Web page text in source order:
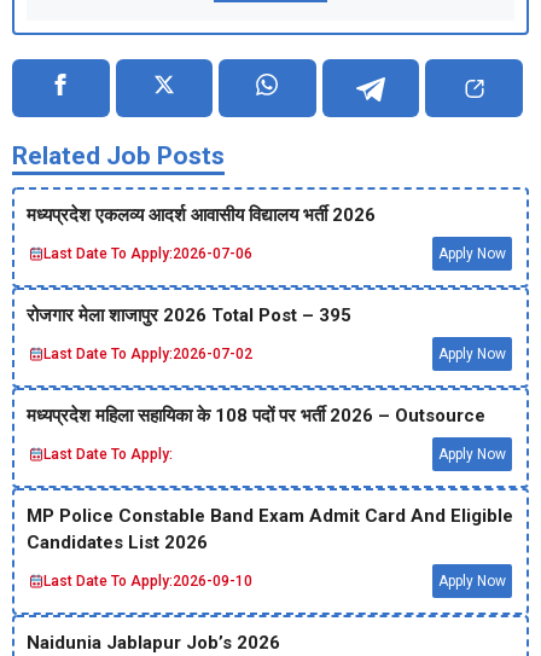
Related Job Posts
मध्‍यप्रदेश एकलव्‍य आदर्श आवासीय विद्यालय भर्ती 2026
Last Date To Apply:2026-07-06 Apply Now
रोजगार मेला शाजापुर 2026 Total Post – 395
Last Date To Apply:2026-07-02 Apply Now
मध्‍यप्रदेश महिला सहायिका के 108 पदों पर भर्ती 2026 – Outsource
Last Date To Apply: Apply Now
MP Police Constable Band Exam Admit Card And Eligible
Candidates List 2026
Last Date To Apply:2026-09-10 Apply Now
Naidunia Jablapur Job’s 2026